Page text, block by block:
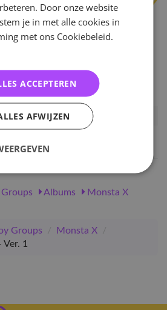
11774
Groups Albums
Monsta X
Groups / Monsta X
/
1
Door onze website
je in met alle cookies in
met ons Cookiebeleid.
ACCEPTEREN
AFWIJZEN